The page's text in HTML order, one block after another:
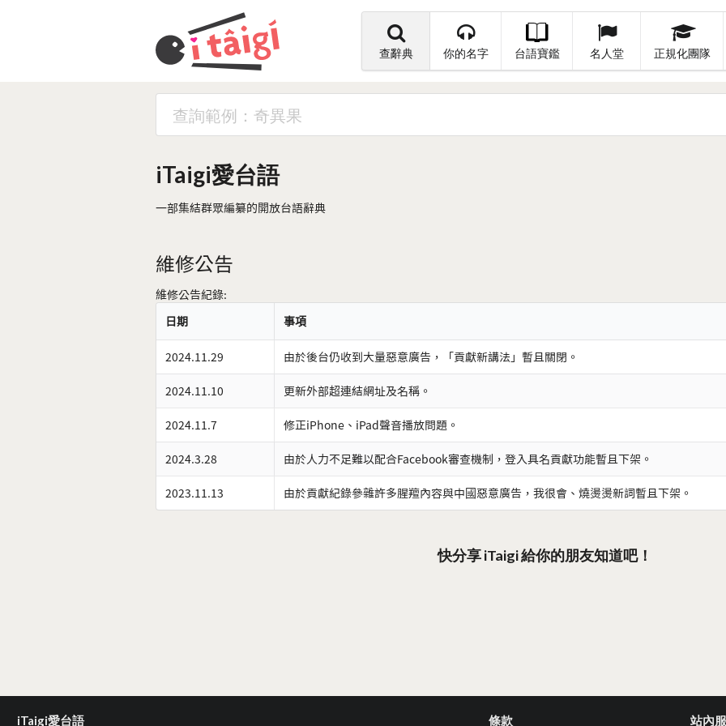
查辭典 你的名字 台語寶鑑 名人堂 正規化團隊
iTaigi愛台語
一部集結群眾編纂的開放台語辭典
維修公告
維修公告紀錄:
日期
事項
2024.11.29 由於後台仍收到大量惡意廣告，「貢獻新講法」暫且關閉。
2024.11.10 更新外部超連結網址及名稱。
2024.11.7 修正iPhone、iPad聲音播放問題。
2024.3.28 由於人力不足難以配合Facebook審查機制，登入具名貢獻功能暫且下架。
2023.11.13 由於貢獻紀錄參雜許多腥羶內容與中國惡意廣告，我很會、燒燙燙新詞暫且下架。
快分享 iTaigi 給你的朋友知道吧！
iTaigi愛台語 條款 站內